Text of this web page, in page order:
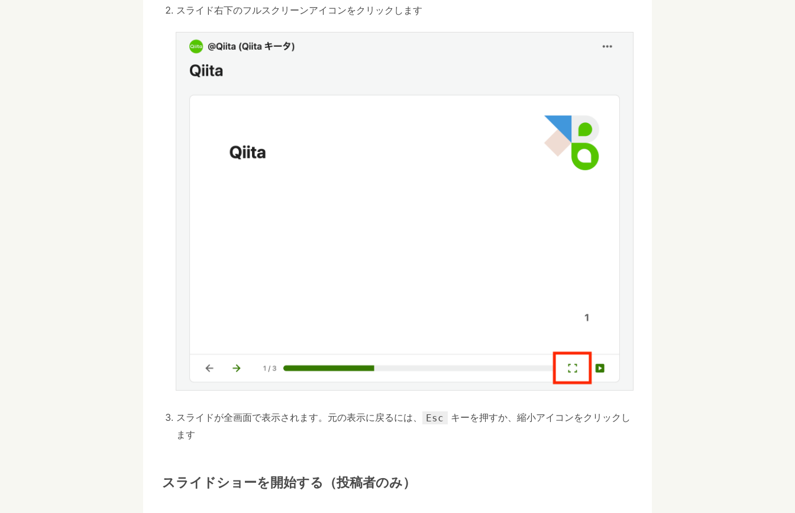
スライド右下のフルスクリーンアイコンをクリックします
スライドが全画面で表示されます。元の表示に戻るには、 Esc
キーを押すか、縮小アイコンをクリックし
ます
スライドショーを開始する（投稿者のみ）